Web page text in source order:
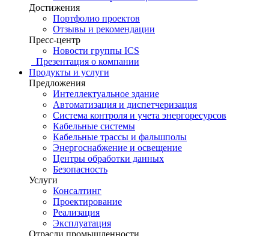
Достижения
Портфолио проектов
Отзывы и рекомендации
Пресс-центр
Новости группы ICS
Презентация о компании
Продукты и услуги
Предложения
Интеллектуальное здание
Автоматизация и диспетчеризация
Система контроля и учета энергоресурсов
Кабельные системы
Кабельные трассы и фальшполы
Энергоснабжение и освещение
Центры обработки данных
Безопасность
Услуги
Консалтинг
Проектирование
Реализация
Эксплуатация
Отрасли промышленности